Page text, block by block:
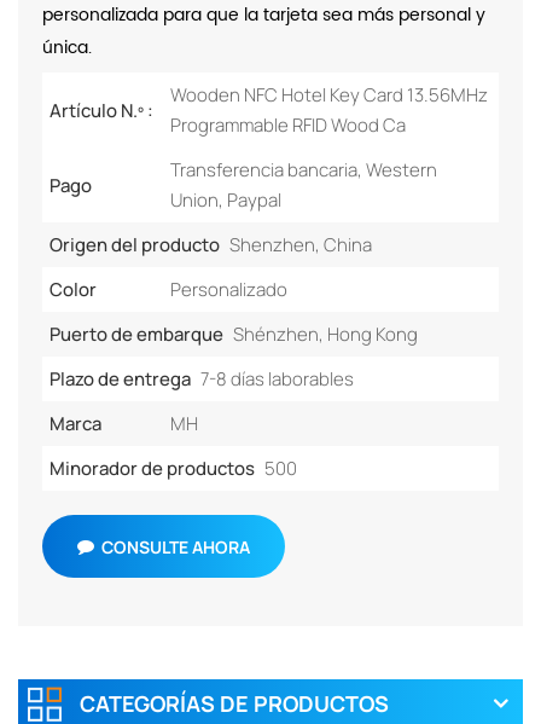
personalizada para que la tarjeta sea más personal y
única.
Artículo N.º :
Wooden NFC Hotel Key Card 13.56MHz
Programmable RFID Wood Ca
Pago
Transferencia bancaria, Western
Union, Paypal
Origen del producto Shenzhen, China
Color
Personalizado
Puerto de embarque Shénzhen, Hong Kong
Plazo de entrega 7-8 días laborables
Marca
MH
Minorador de productos 500
CONSULTE AHORA
CATEGORÍAS DE PRODUCTOS